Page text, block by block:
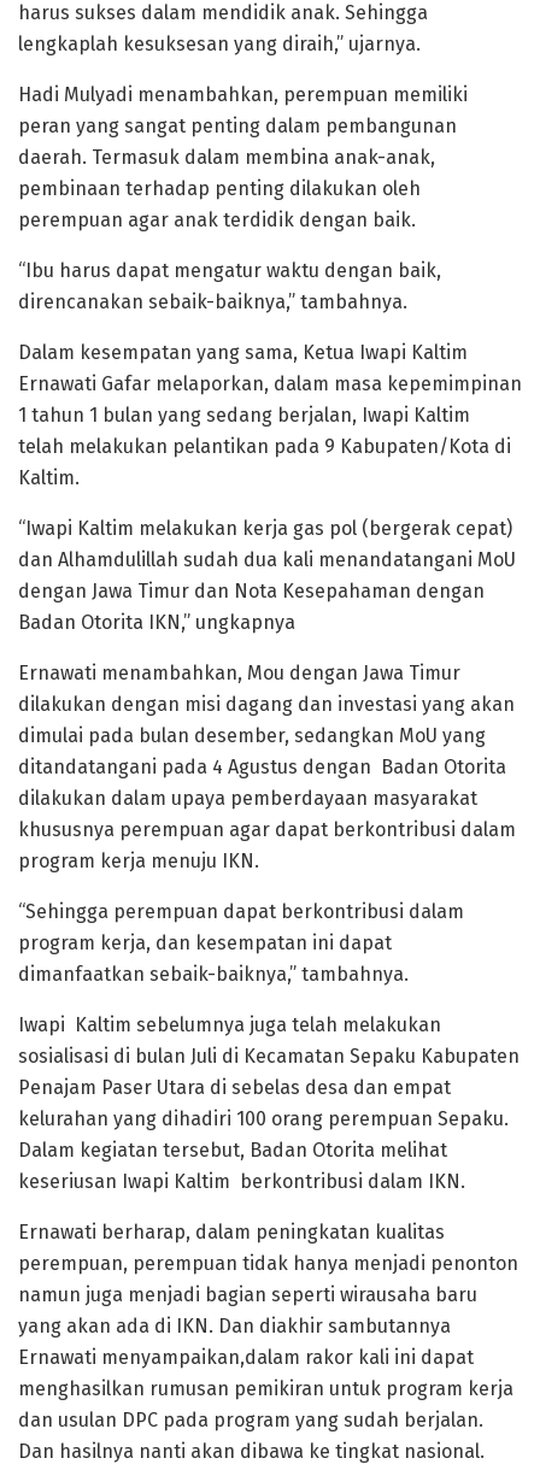
harus sukses dalam mendidik anak. Sehingga
lengkaplah kesuksesan yang diraih,” ujarnya.
Hadi Mulyadi menambahkan, perempuan memiliki
peran yang sangat penting dalam pembangunan
daerah. Termasuk dalam membina anak-anak,
pembinaan terhadap penting dilakukan oleh
perempuan agar anak terdidik dengan baik.
“Ibu harus dapat mengatur waktu dengan baik,
direncanakan sebaik-baiknya,” tambahnya.
Dalam kesempatan yang sama, Ketua Iwapi Kaltim
Ernawati Gafar melaporkan, dalam masa kepemimpinan
1 tahun 1 bulan yang sedang berjalan, Iwapi Kaltim
telah melakukan pelantikan pada 9 Kabupaten/Kota di
Kaltim.
“Iwapi Kaltim melakukan kerja gas pol (bergerak cepat)
dan Alhamdulillah sudah dua kali menandatangani MoU
dengan Jawa Timur dan Nota Kesepahaman dengan
Badan Otorita IKN,” ungkapnya
Ernawati menambahkan, Mou dengan Jawa Timur
dilakukan dengan misi dagang dan investasi yang akan
dimulai pada bulan desember, sedangkan MoU yang
ditandatangani pada 4 Agustus dengan Badan Otorita
dilakukan dalam upaya pemberdayaan masyarakat
khususnya perempuan agar dapat berkontribusi dalam
program kerja menuju IKN.
“Sehingga perempuan dapat berkontribusi dalam
program kerja, dan kesempatan ini dapat
dimanfaatkan sebaik-baiknya,” tambahnya.
Iwapi Kaltim sebelumnya juga telah melakukan
sosialisasi di bulan Juli di Kecamatan Sepaku Kabupaten
Penajam Paser Utara di sebelas desa dan empat
kelurahan yang dihadiri 100 orang perempuan Sepaku.
Dalam kegiatan tersebut, Badan Otorita melihat
keseriusan Iwapi Kaltim berkontribusi dalam IKN.
Ernawati berharap, dalam peningkatan kualitas
perempuan, perempuan tidak hanya menjadi penonton
namun juga menjadi bagian seperti wirausaha baru
yang akan ada di IKN. Dan diakhir sambutannya
Ernawati menyampaikan,dalam rakor kali ini dapat
menghasilkan rumusan pemikiran untuk program kerja
dan usulan DPC pada program yang sudah berjalan.
Dan hasilnya nanti akan dibawa ke tingkat nasional.